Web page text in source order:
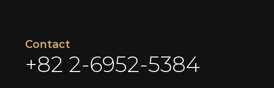
Contact
+82 2-6952-5384